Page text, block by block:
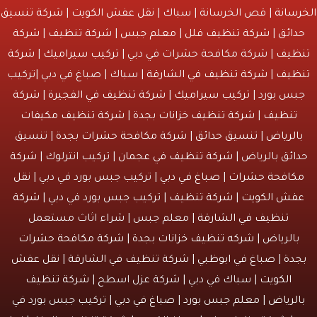
| قص الخرسانة | سباك |نقل عفش الكويت|شركة تنسيق
|شركة تنظيف فلل |معلم جبس|شركة تنظيف|شركة
| شركة مكافحة حشرات في دبي |تركيب سيراميك|شركة
|شركة تنظيف في الشارقة| سباك | صباغ في دبي |تركيب
بورد |تركيب سيراميك|شركة تنظيف في الفجيرة|شركة
|شركة تنظيف خزانات بجدة|شركة تنظيف مكيفات
|تنسيق حدائق|شركة مكافحة حشرات بجدة| تنسيق
بالرياض |شركة تنظيف في عجمان| تركيب انترلوك |شركة
حشرات|صباغ في دبي| تركيب جبس بورد في دبي |نقل
الكويت|شركة تنظيف| تركيب جبس بورد في دبي |شركة
تنظيف في الشارقة| معلم جبس | شراء اثاث مستعمل
|شركه تنظيف خزانات بجدة|شركة مكافحة حشرات
|صباغ في ابوظبي|شركة تنظيف في الشارقة|نقل عفش
الكويت| سباك في دبي | شركة عزل اسطح |شركة تنظيف
|معلم جبس بورد|صباغ في دبي| تركيب جبس بورد في